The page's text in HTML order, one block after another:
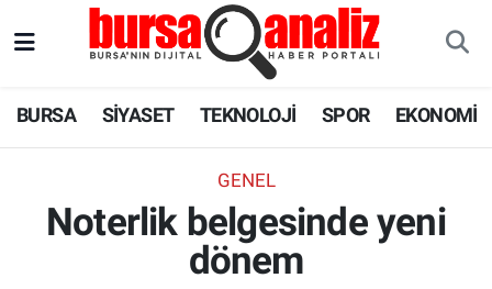
BURSA SİYASET TEKNOLOJİ SPOR EKONOMİ
GENEL
Noterlik belgesinde yeni
dönem
Süper Lig Puan Durumu ve Fikstür